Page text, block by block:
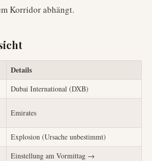
Korridor abhängt.
Details
Dubai International (DXB)
Emirates
Explosion (Ursache unbestimmt)
Einstellung am Vormittag →